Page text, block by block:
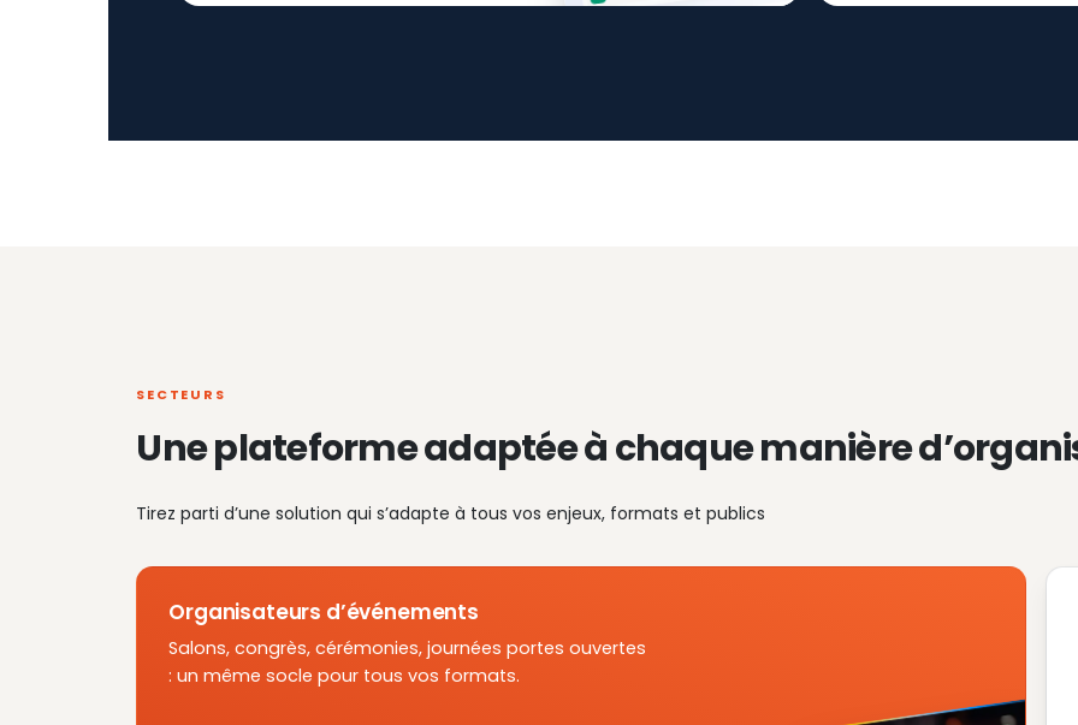
SECTEURS
Une plateforme adaptée à chaque manière
Tirez parti d’une solution qui s’adapte à tous vos enjeux, formats et publics
Organisateurs d’événements
Salons, congrès, cérémonies, journées portes ouvertes
: un même socle pour tous vos formats.